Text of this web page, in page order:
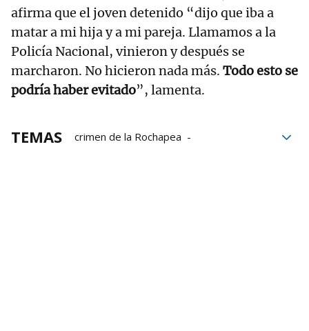
afirma que el joven detenido “dijo que iba a
matar a mi hija y a mi pareja. Llamamos a la
Policía Nacional, vinieron y después se
marcharon. No hicieron nada más. Todo esto se
podría haber evitado”, lamenta.
TEMAS
crimen de la Rochapea